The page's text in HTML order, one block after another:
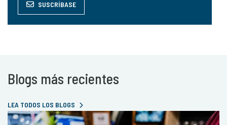
SUSCRÍBASE
Blogs más recientes
LEA TODOS LOS BLOGS